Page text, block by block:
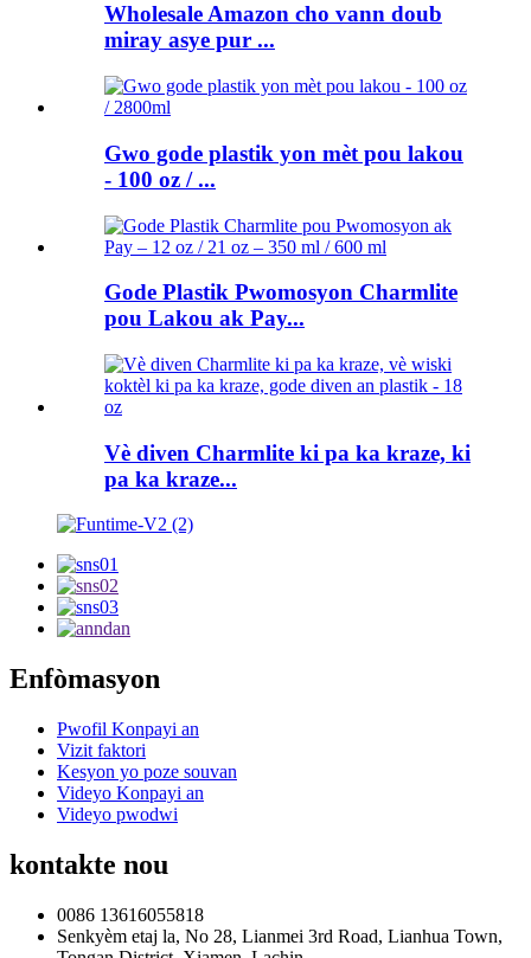
Wholesale Amazon cho vann doub
miray asye pur ...
Gwo gode plastik yon mèt pou lakou
- 100 oz / ...
Gode ​​Plastik Pwomosyon Charmlite
pou Lakou ak Pay...
Vè diven Charmlite ki pa ka kraze, ki
pa ka kraze...
Enfòmasyon
Pwofil Konpayi an
Vizit faktori
Kesyon yo poze souvan
Videyo Konpayi an
Videyo pwodwi
kontakte nou
0086 13616055818
Senkyèm etaj la, No 28, Lianmei 3rd Road, Lianhua Town,